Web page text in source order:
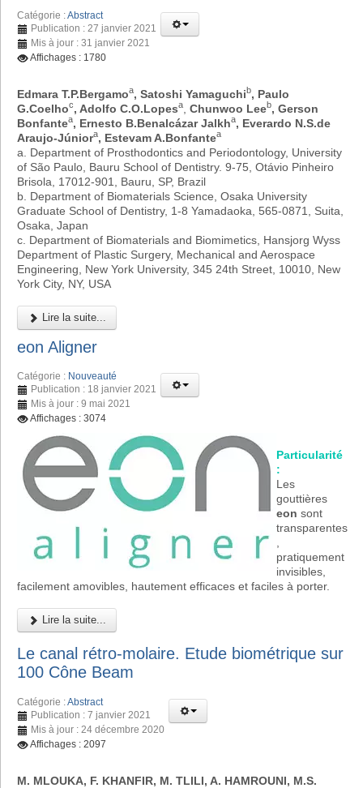
Catégorie :Abstract
Publication : 27 janvier 2021
Mis à jour : 31 janvier 2021
Affichages : 1780
Edmara T.P.Bergamoa, Satoshi Yamaguchib, Paulo
G.Coelhoc, Adolfo C.O.Lopesa Chunwoo Leeb, Gerson
Bonfantea, Ernesto B.Benalcázar Jalkha, Everardo N.S.de
Araujo-Júniora, Estevam A.Bonfantea
a. Department of Prosthodontics and Periodontology, University
of São Paulo, Bauru School of Dentistry. 9-75, Otávio Pinheiro
Brisola, 17012-901, Bauru, SP, Brazil
b. Department of Biomaterials Science, Osaka University
Graduate School of Dentistry, 1-8 Yamadaoka, 565-0871, Suita,
Osaka, Japan
c. Department of Biomaterials and Biomimetics, Hansjorg Wyss
Department of Plastic Surgery, Mechanical and Aerospace
Engineering, New York University, 345 24th Street, 10010, New
York City, NY, USA
Lire la suite...
eon Aligner
Catégorie : Nouveauté
Publication : 18 janvier 2021
Mis à jour : 9 mai 2021
Affichages : 3074
Particularité
:
Les
gouttières
eon sont
transparentes
,
pratiquement
invisibles,
facilement amovibles, hautement efficaces et faciles à porter.
Lire la suite...
Le canal rétro-molaire. Etude biométrique sur
100 Cône Beam
Catégorie :Abstract
Publication : 7 janvier 2021
Mis à jour : 24 décembre 2020
Affichages : 2097
M. MLOUKA, F. KHANFIR, M. TLILI, A. HAMROUNI, M.S.